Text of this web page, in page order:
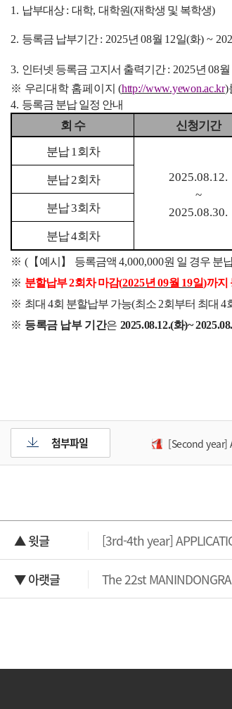
1. 납부대상: 대학, 대학원(재학생 및 복학생)
2. 등록금 납부기간: 2025년 08월 12일(화) ~
3. 인터넷 등록금 고지서 출력기간: 2025년 08월
※ 우리대학 홈페이지(http://www.yewon.ac.kr)
4. 등록금 분납 일정 안내
회 수 신청기간
분납1회차
2025.08.12.
~
2025.08.30.
분납2회차
분납3회차
분납4회차
※ ( 【 예시 】 등록금액 4,000,000원 일 경우 분
※ 분할납부2회차 마감(2025년 09월 19일)까지
※ 최대 4회 분할납부 가능(최소 2회부터 최대 4
※ 등록금 납부 기간은 2025.08.12.(화)~
첨부파일 [Second year]
▲ 윗글 [3rd-4th year]
▼ 아랫글 The 22st